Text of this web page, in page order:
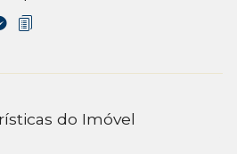
do Imóvel